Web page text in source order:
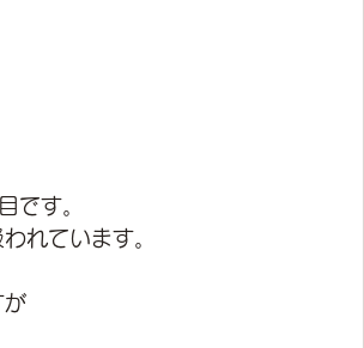
です。
れています。
が